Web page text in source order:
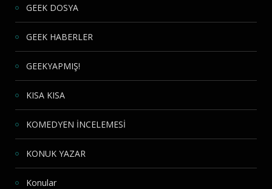
GEEK DOSYA
GEEK HABERLER
GEEKYAPMIŞ!
KISA KISA
KOMEDYEN İNCELEMESİ
KONUK YAZAR
Konular